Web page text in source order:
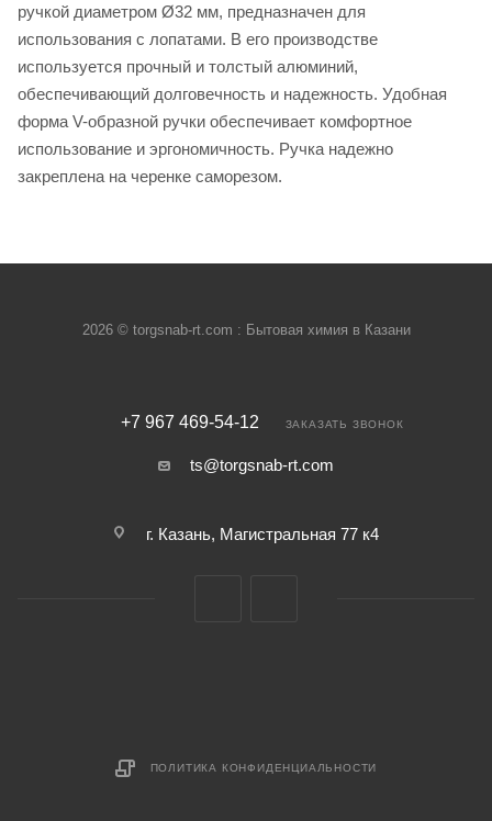
ручкой диаметром Ø32 мм, предназначен для
использования с лопатами. В его производстве
используется прочный и толстый алюминий,
обеспечивающий долговечность и надежность. Удобная
форма V-образной ручки обеспечивает комфортное
использование и эргономичность. Ручка надежно
закреплена на черенке саморезом.
2026 © torgsnab-rt.com : Бытовая химия в Казани
+7 967 469-54-12 ЗАКАЗАТЬ ЗВОНОК
ts@torgsnab-rt.com
г. Казань, Магистральная 77 к4
ПОЛИТИКА КОНФИДЕНЦИАЛЬНОСТИ